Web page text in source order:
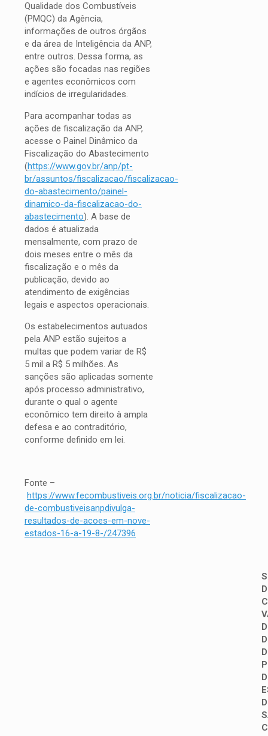
Qualidade dos Combustíveis
(PMQC) da Agência,
informações de outros órgãos
e da área de Inteligência da ANP,
entre outros. Dessa forma, as
ações são focadas nas regiões
e agentes econômicos com
indícios de irregularidades.
Para acompanhar todas as
ações de fiscalização da ANP,
acesse o Painel Dinâmico da
Fiscalização do Abastecimento
(https://www.gov.br/anp/pt-
br/assuntos/fiscalizacao/fiscalizacao-
do-abastecimento/painel-
dinamico-da-fiscalizacao-do-
abastecimento). A base de
dados é atualizada
mensalmente, com prazo de
dois meses entre o mês da
fiscalização e o mês da
publicação, devido ao
atendimento de exigências
legais e aspectos operacionais.
Os estabelecimentos autuados
pela ANP estão sujeitos a
multas que podem variar de R$
5 mil a R$ 5 milhões. As
sanções são aplicadas somente
após processo administrativo,
durante o qual o agente
econômico tem direito à ampla
defesa e ao contraditório,
conforme definido em lei.
Fonte –
https://www.fecombustiveis.org.br/noticia/fiscalizacao-
de-combustiveisanpdivulga-
resultados-de-acoes-em-nove-
estados-16-a-19-8-/247396